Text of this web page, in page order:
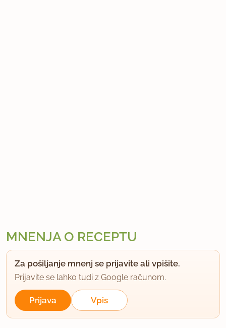
MNENJA O RECEPTU
Za pošiljanje mnenj se prijavite ali vpišite.
Prijavite se lahko tudi z Google računom.
Prijava Vpis